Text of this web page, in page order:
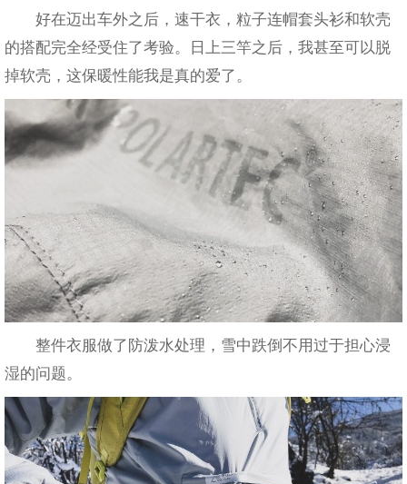
好在迈出车外之后，速干衣，粒子连帽套头衫和软壳
的搭配完全经受住了考验。日上三竿之后，我甚至可以脱
掉软壳，这保暖性能我是真的爱了。
整件衣服做了防泼水处理，雪中跌倒不用过于担心浸
湿的问题。